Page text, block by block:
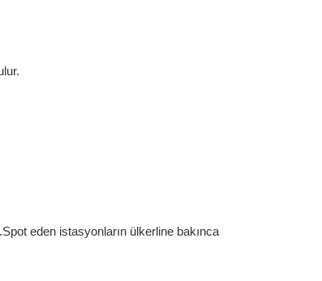
eden istasyonların ülkerline bakınca